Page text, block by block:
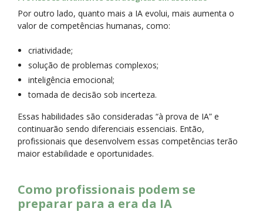
Por outro lado, quanto mais a IA evolui, mais aumenta o
valor de competências humanas, como:
criatividade;
solução de problemas complexos;
inteligência emocional;
tomada de decisão sob incerteza.
Essas habilidades são consideradas “à prova de IA” e
continuarão sendo diferenciais essenciais. Então,
profissionais que desenvolvem essas competências terão
maior estabilidade e oportunidades.
Como profissionais podem se
preparar para a era da IA